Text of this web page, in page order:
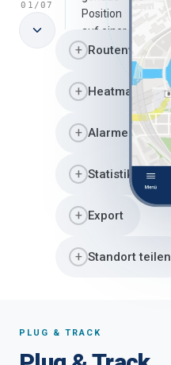
01/07
Position
auf einer
Live-
jetzt
sofort,
immer
+ Routenverlauf
+ Heatmap
+ Alarme
+ Statistiken
+ Export
+ Standort teilen
PLUG & TRACK